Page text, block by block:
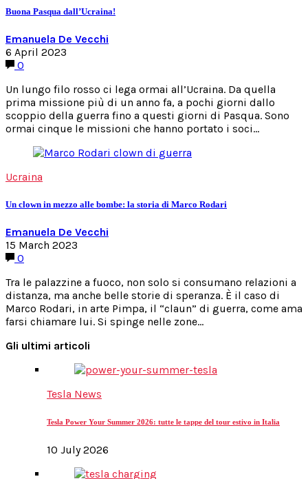
Buona Pasqua dall’Ucraina!
Emanuela De Vecchi
6 April 2023
0
Un lungo filo rosso ci lega ormai all’Ucraina. Da quella
prima missione più di un anno fa, a pochi giorni dallo
scoppio della guerra fino a questi giorni di Pasqua. Sono
ormai cinque le missioni che hanno portato i soci…
Ucraina
Un clown in mezzo alle bombe: la storia di Marco Rodari
Emanuela De Vecchi
15 March 2023
0
Tra le palazzine a fuoco, non solo si consumano relazioni a
distanza, ma anche belle storie di speranza. È il caso di
Marco Rodari, in arte Pimpa, il “claun” di guerra, come ama
farsi chiamare lui. Si spinge nelle zone…
Gli ultimi articoli
Tesla News
Tesla Power Your Summer 2026: tutte le tappe del tour estivo in Italia
10 July 2026